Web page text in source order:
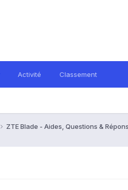
Activité Classement
ZTE Blade - Aides, Questions &